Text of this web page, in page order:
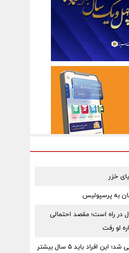
خزر
به پرسپولیس
در راه است؛ مقصد احتمالی
شرط جدید بازنشستگی اجرایی شد؛ این افراد باید ۵ سال بیشتر